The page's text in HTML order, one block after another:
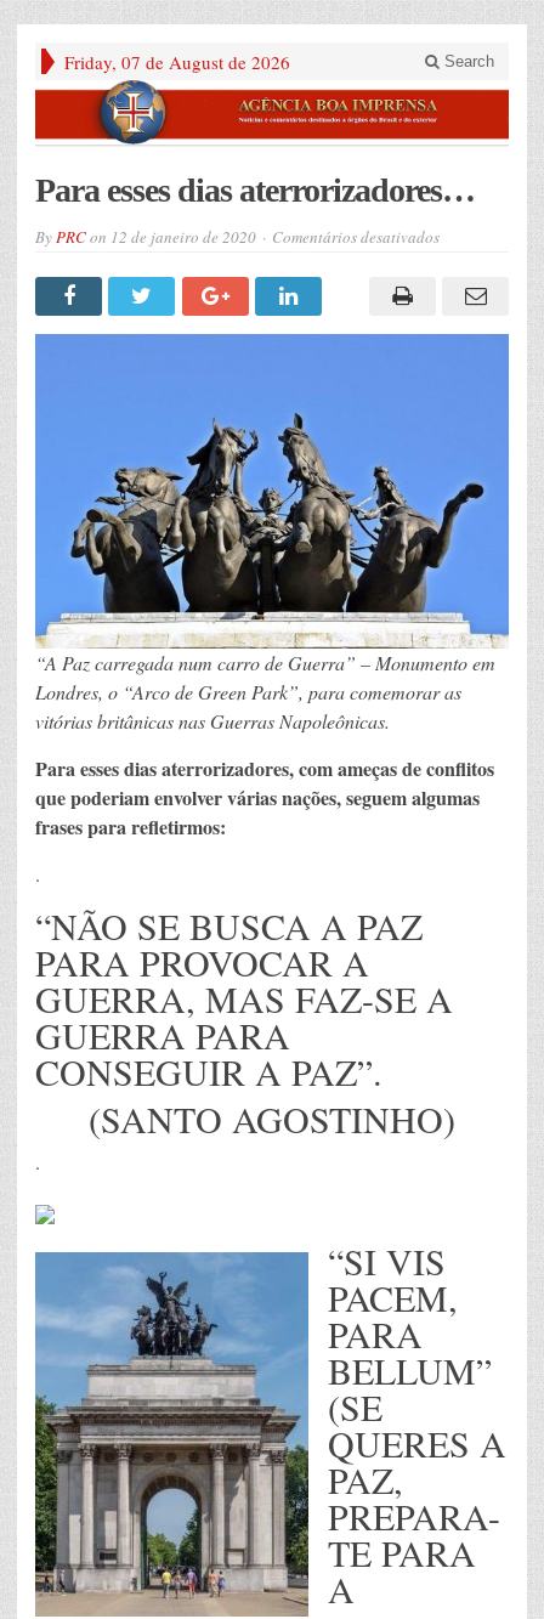
Friday, 07 de August de 2026 Search
Para esses dias aterrorizadores…
ByPRCon 12 de janeiro de 2020 Comentários desativadosem
dias
“A Paz carregada num carro de Guerra” – Monumento em
Londres, o “Arco de Green Park”, para comemorar as
vitórias britânicas nas Guerras Napoleônicas.
Para esses dias aterrorizadores, com ameças de conflitos
que poderiam envolver várias nações, seguem algumas
frases para refletirmos:
.
“NÃO SE BUSCA A PAZ
PARA PROVOCAR A
GUERRA, MAS FAZ-SE A
GUERRA PARA
CONSEGUIR A PAZ”.
(SANTO AGOSTINHO)
.
“SI VIS
PACEM,
PARA
BELLUM”
(SE
QUERES A
PAZ,
PREPARA-
TE PARA
A